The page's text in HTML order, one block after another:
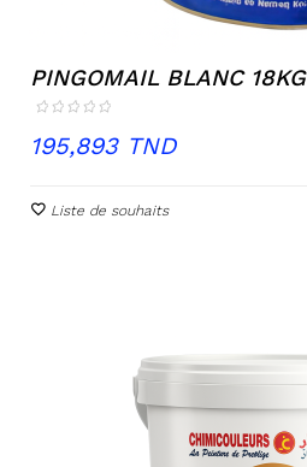
PINGOMAIL BLANC 18KG
Prix
195,893 TND
Liste de souhaits